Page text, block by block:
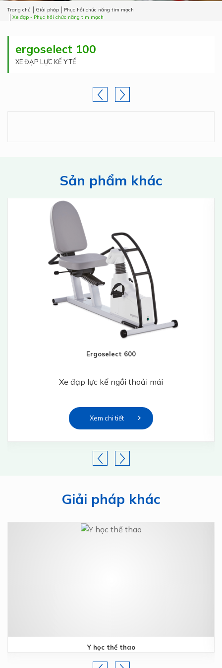
Trang chủ Giải pháp
Phục hồi chức năng tim mạch
Xe đạp - Phục hồi chức năng tim mạch
ergoselect 100
XE ĐẠP LỰC KẾ Y TẾ
Sản phẩm khác
Ergoselect 600
Xe đạp lực kế ngồi thoải mái
Xem chi tiết
Giải pháp khác
Y học thể thao